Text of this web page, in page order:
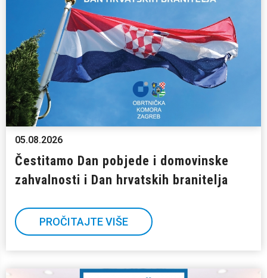
05.08.2026
Čestitamo Dan pobjede i domovinske
zahvalnosti i Dan hrvatskih branitelja
PROČITAJTE VIŠE